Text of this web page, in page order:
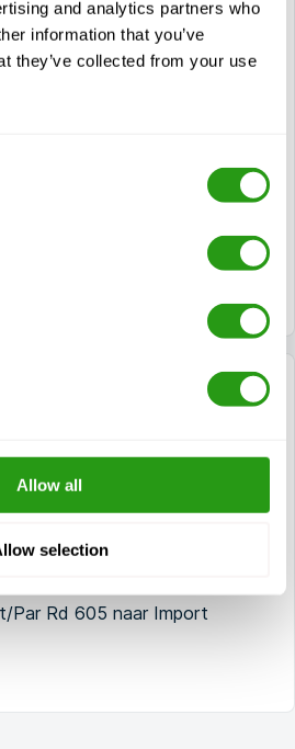
and analytics partners who
information that you’ve
they’ve collected from your use
Allow all
selection
US-90 E/Hwy 90 E/SW
129 van de US-90
St. Drive naar Import Dr
City
83 in Iberia Parish.
de US-90 W
83.
Par Rd 605 naar Import